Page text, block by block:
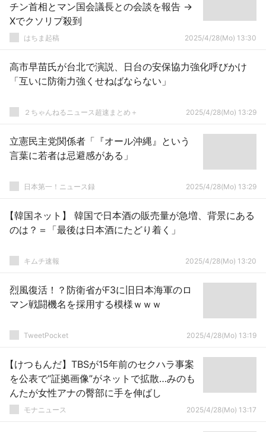
チン首相とマン国会議長との会談を報告 →
Xでクソリプ殺到
はちま起稿 2025/4/28(Mo) 13:30
高市早苗氏が台北で演説、日台の安保協力強化呼びかけ
「互いに防衛力強くせねばならない」
２ちゃんねるニュース超速まとめ＋ 2025/4/28(Mo) 13:29
立憲民主党関係者「『オール沖縄』という
言葉に若者は忌避感がある」
日本第一！ニュース録 2025/4/28(Mo) 13:29
【韓国ネット】 韓国で日本酒の販売量が急増、背景にある
のは？＝「最後は日本酒にたどり着く」
キムチ速報 2025/4/28(Mo) 13:20
烈風復活！？防衛省がF3に旧日本海軍のロ
マン戦闘機名を採用する模様ｗｗｗ
TweetPocket 2025/4/28(Mo) 13:19
【けつもんだ】TBSが15年前のセクハラ事案
を公表で“証拠画像”がネットで拡散…みのも
んたが女性アナの臀部に手を伸ばし
モナニュース 2025/4/28(Mo) 13:17